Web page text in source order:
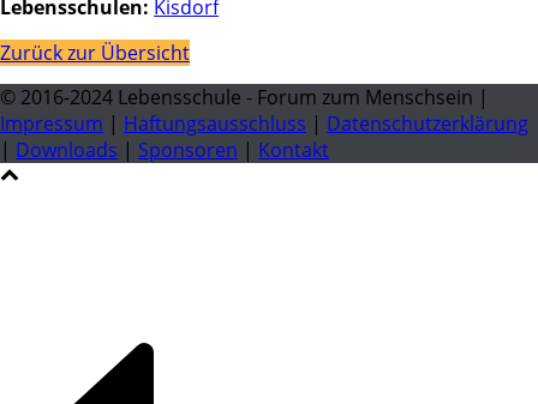
Lebensschulen: Kisdorf
Zurück zur Übersicht
© 2016-2024 Lebensschule - Forum zum Menschsein |
Impressum | Haftungsausschluss | Datenschutzerklärung
| Downloads | Sponsoren | Kontakt